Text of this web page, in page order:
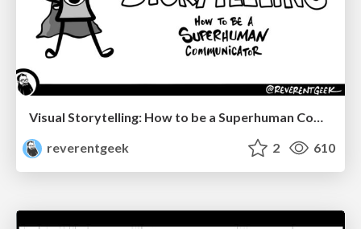
Visual Storytelling: How to be a Superhuman Communicator
reverentgeek
2 610